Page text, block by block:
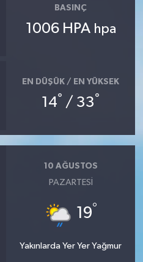
BASINÇ
1006 HPA hpa
EN DÜŞÜK / EN YÜKSEK
14° / 33°
10 AĞUSTOS
PAZARTESI
19°
Yakınlarda Yer Yer Yağmur